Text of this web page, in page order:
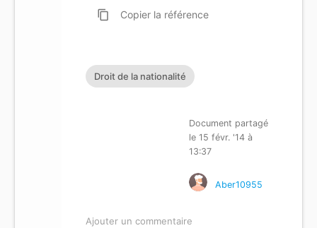
content_copy Copier la référence
Droit de la nationalité
Document partagé
le 15 févr. '14 à
13:37
Aber10955
Ajouter un commentaire